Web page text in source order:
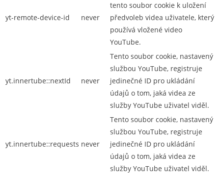
yt-remote-device-id never
tento soubor cookie k uložení
předvoleb videa uživatele, který
používá vložené video
YouTube.
yt.innertube::nextId never
Tento soubor cookie, nastavený
službou YouTube, registruje
jedinečné ID pro ukládání
údajů o tom, jaká videa ze
služby YouTube uživatel viděl.
yt.innertube::requests never
Tento soubor cookie, nastavený
službou YouTube, registruje
jedinečné ID pro ukládání
údajů o tom, jaká videa ze
služby YouTube uživatel viděl.